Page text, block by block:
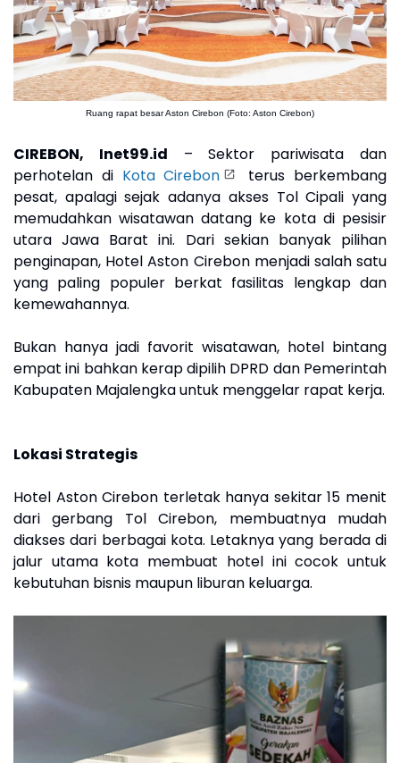
Ruang rapat besar Aston Cirebon (Foto: Aston Cirebon)
CIREBON, Inet99.id – Sektor pariwisata dan
perhotelan di Kota Cirebon
terus berkembang
pesat, apalagi sejak adanya akses Tol Cipali yang
memudahkan wisatawan datang ke kota di pesisir
utara Jawa Barat ini. Dari sekian banyak pilihan
penginapan, Hotel Aston Cirebon menjadi salah satu
yang paling populer berkat fasilitas lengkap dan
kemewahannya.
Bukan hanya jadi favorit wisatawan, hotel bintang
empat ini bahkan kerap dipilih DPRD dan Pemerintah
Kabupaten Majalengka untuk menggelar rapat kerja.
Lokasi Strategis
Hotel Aston Cirebon terletak hanya sekitar 15 menit
dari gerbang Tol Cirebon, membuatnya mudah
diakses dari berbagai kota. Letaknya yang berada di
jalur utama kota membuat hotel ini cocok untuk
kebutuhan bisnis maupun liburan keluarga.